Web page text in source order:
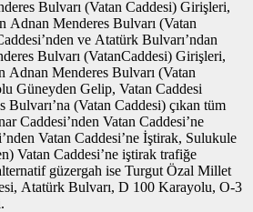
Bulvarı (Vatan Caddesi) Girişleri,
Adnan Menderes Bulvarı (Vatan
ve Atatürk Bulvarı’ndan
Bulvarı (VatanCaddesi) Girişleri,
Adnan Menderes Bulvarı (Vatan
Güneyden Gelip, Vatan Caddesi
(Vatan Caddesi) çıkan tüm
Caddesi’nden Vatan Caddesi’ne
Vatan Caddesi’ne İştirak, Sulukule
Vatan Caddesi’ne iştirak trafiğe
güzergah ise Turgut Özal Millet
Atatürk Bulvarı, D 100 Karayolu, O-3